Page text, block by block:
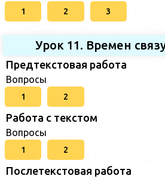
1 2 3
Урок 11. Времен
Предтекстовая работа
Вопросы
1 2
Работа с текстом
Вопросы
1 2
Послетекстовая работа